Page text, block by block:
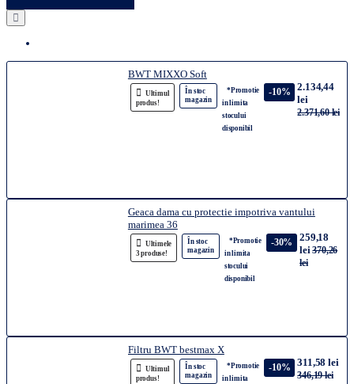
BWT MIXXO Soft
Ultimul
produs!
În stoc
magazin
*Promotie
in limita
stocului
disponibil
-10%
2.134,44
lei
2.371,60 lei
Geaca dama cu protectie impotriva vantului
marimea 36
Ultimele
3 produse!
În stoc
magazin
*Promotie
in limita
stocului
disponibil
-30%
259,18
lei 370,26
lei
Filtru BWT bestmax X
Ultimul
produs!
În stoc
magazin
*Promotie
in limita
-10% 311,58 lei
346,19 lei